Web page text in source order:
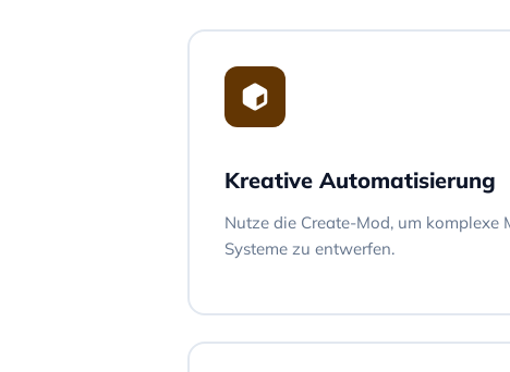
Kreative Automatisierung
Nutze die Create-Mod, um komplexe
Systeme zu entwerfen.